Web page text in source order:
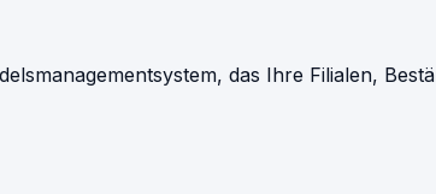
das Ihre Filialen,